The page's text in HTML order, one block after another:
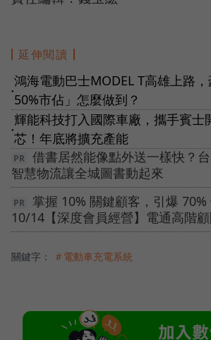
延伸閱讀
●
鴻海電動巴士MODEL T高雄上路
50%市佔」怎麼做到？
●
輝能科技打入國際車廠，攜手賓士
芯！年底將擴充產能
借書居然能像點外送一樣快？
智慧物流讓全城圖書動起來
掌握 10% 關鍵顧客，引爆 70%
10/14【深度會員經營】電通高階
關鍵字： ＃電動車充電系統